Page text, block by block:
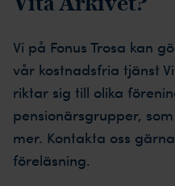
Vi på Fonus Trosa kan
vår kostnadsfria tjänst
riktar sig till olika
pensionärsgrupper,
mer. Kontakta oss
föreläsning.